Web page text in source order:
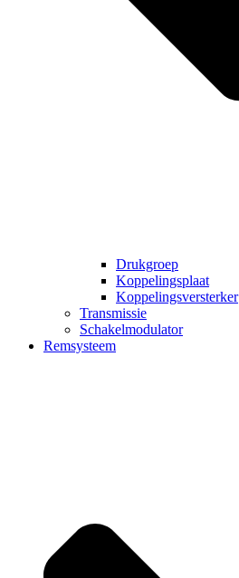
Drukgroep
Koppelingsplaat
Koppelingsversterker
Transmissie
Schakelmodulator
Remsysteem